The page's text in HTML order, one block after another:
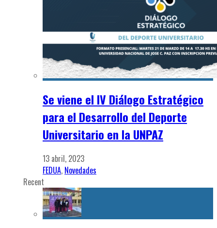
Se viene el IV Diálogo Estratégico
para el Desarrollo del Deporte
Universitario en la UNPAZ
13 abril, 2023
FEDUA, Novedades
Recent